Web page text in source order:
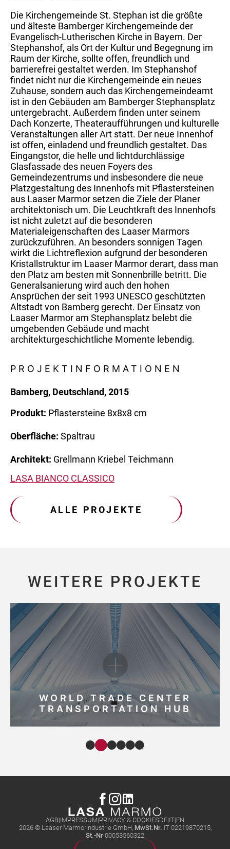
Die Kirchengemeinde St. Stephan ist die größte
und älteste Bamberger Kirchengemeinde der
Evangelisch-Lutherischen Kirche in Bayern. Der
Stephanshof, als Ort der Kultur und Begegnung im
Raum der Kirche, sollte offen, freundlich und
barrierefrei gestaltet werden. Im Stephanshof
findet nicht nur die Kirchengemeinde ein neues
Zuhause, sondern auch das Kirchengemeindeamt
ist in den Gebäuden am Bamberger Stephansplatz
untergebracht. Außerdem finden unter seinem
Dach Konzerte, Theateraufführungen und kulturelle
Veranstaltungen aller Art statt. Der neue Innenhof
ist offen, einladend und freundlich gestaltet. Das
Eingangstor, die helle und lichtdurchlässige
Glasfassade des neuen Foyers des
Gemeindezentrums und insbesondere die neue
Platzgestaltung des Innenhofs mit Pflastersteinen
aus Laaser Marmor setzen die Ziele der Planer
architektonisch um. Die Leuchtkraft des Innenhofs
ist nicht zuletzt auf die besonderen
Materialeigenschaften des Laaser Marmors
zurückzuführen. An besonders sonnigen Tagen
wirkt die Lichtreflexion aufgrund der besonderen
Kristallstruktur im Laaser Marmor derart, dass man
den Platz am besten mit Sonnenbrille betritt. Die
Generalsanierung wird auch den hohen
Ansprüchen der seit 1993 UNESCO geschützten
Altstadt von Bamberg gerecht. Der Einsatz von
Laaser Marmor am Stephansplatz belebt die
umgebenden Gebäude und macht
architekturgeschichtliche Momente lebendig.
PROJEKT­INFORMATIONEN
Bamberg, Deutschland, 2015
Produkt: Pflastersteine 8x8x8 cm
Oberfläche: Spaltrau
Architekt: Grellmann Kriebel Teichmann
LASA BIANCO CLASSICO
ALLE PROJEKTE
WEITERE PROJEKTE
WORLD TRADE CENTER
TRANSPORTATION HUB
AGB IMPRESSUM PRIVACY & COOKIESDE IT EN
2026 © Laaser Marmorindustrie GmbH, MwSt.Nr. IT 02219870215,
St.-Nr 00053560322